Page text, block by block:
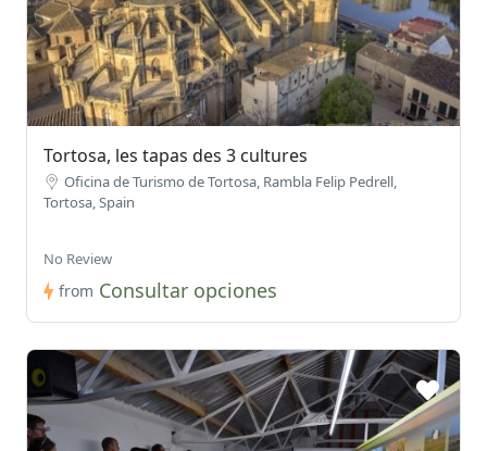
Tortosa, les tapas des 3 cultures
Oficina de Turismo de Tortosa, Rambla Felip Pedrell,
Tortosa, Spain
No Review
from Consultar opciones